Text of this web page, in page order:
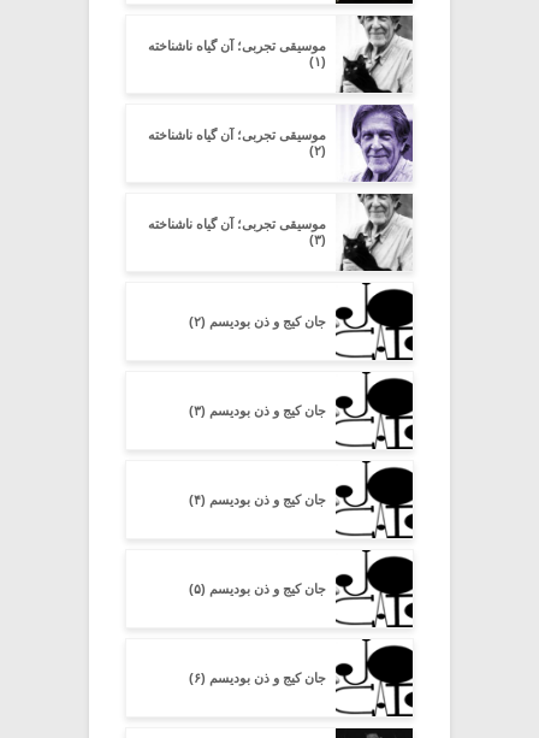
موسیقی تجربی؛ آن گیاه ناشناخته
(۱)
موسیقی تجربی؛ آن گیاه ناشناخته
(۲)
موسیقی تجربی؛ آن گیاه ناشناخته
(۳)
جان کیج و ذن بودیسم (۲)
جان کیج و ذن بودیسم (۳)
جان کیج و ذن بودیسم (۴)
جان کیج و ذن بودیسم (۵)
جان کیج و ذن بودیسم (۶)